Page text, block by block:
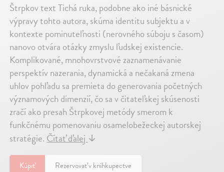
Štrpkov text Tichá ruka, podobne ako iné básnické
výpravy tohto autora, skúma identitu subjektu a v
kontexte pominuteľnosti (nerovného súboju s časom)
nanovo otvára otázky zmyslu ľudskej existencie.
Komplikované, mnohovrstvové zaznamenávanie
perspektív nazerania, dynamická a nečakaná zmena
uhlov pohľadu sa premieta do generovania početných
významových dimenzií, čo sa v čitateľskej skúsenosti
zračí ako presah Štrpkovej metódy smerom k
funkčnému pomenovaniu osamelobežeckej autorskej
stratégie.Čítať ďalej↓
Kúpiť Rezervovať v kníhkupectve